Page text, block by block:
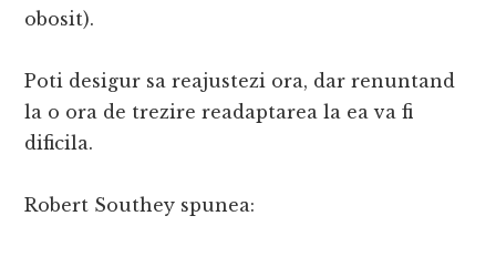
obosit).
Poti desigur sa reajustezi ora, dar renuntand
la o ora de trezire readaptarea la ea va fi
dificila.
Robert Southey spunea: